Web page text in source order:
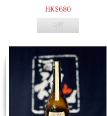
獨特的乳酸感，加上濃郁的木桶
HK$680